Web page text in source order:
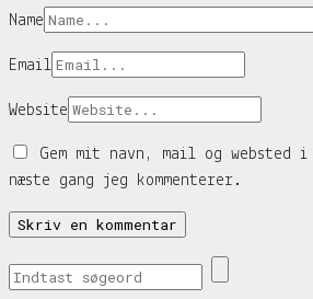
Name
Email
Website
Gem mit navn, mail og websted
næste gang jeg kommenterer.